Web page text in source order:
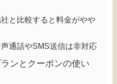
と比較すると料金がやや
通話やSMS送信は非対応
ンとクーポンの使い